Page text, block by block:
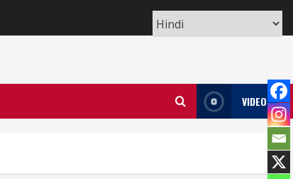
VIDEO